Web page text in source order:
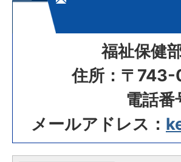
福祉保健
住所：〒743-
電話
メールアドレス：